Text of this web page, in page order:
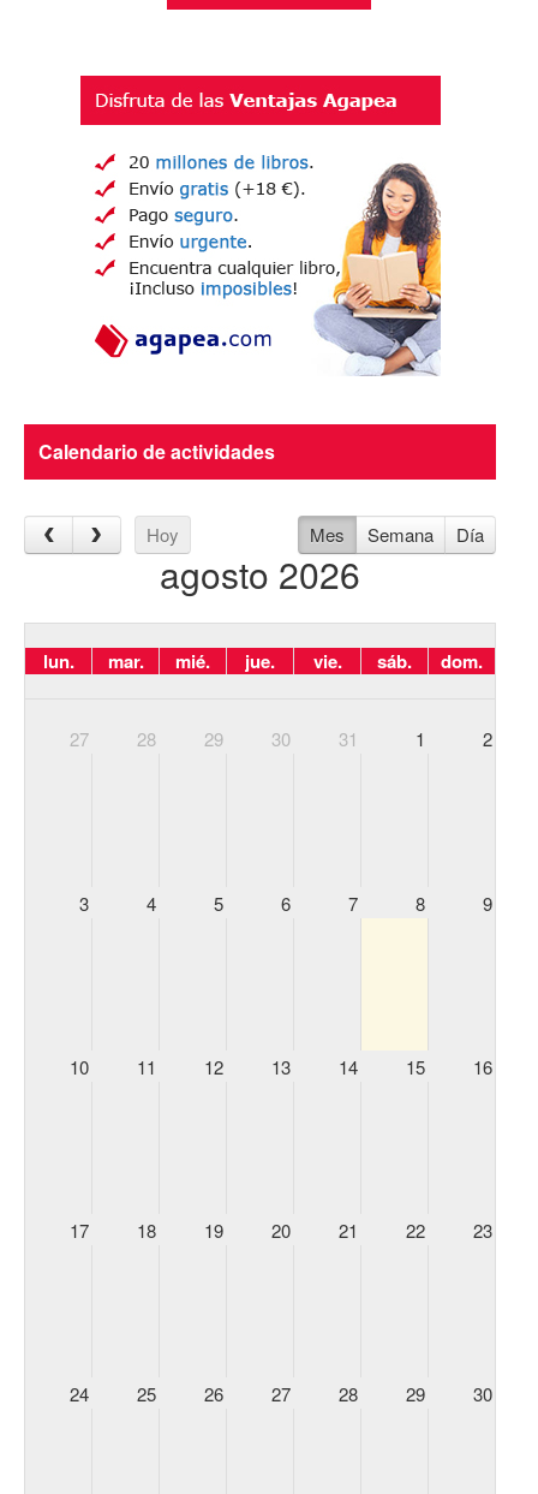
Calendario de actividades
Hoy Mes Semana Día
agosto 2026
lun. mar. mié. jue. vie. sáb. dom.
27 28 29 30 31 1 2
3 4 5 6 7 8 9
10 11 12 13 14 15 16
17 18 19 20 21 22 23
24 25 26 27 28 29 30